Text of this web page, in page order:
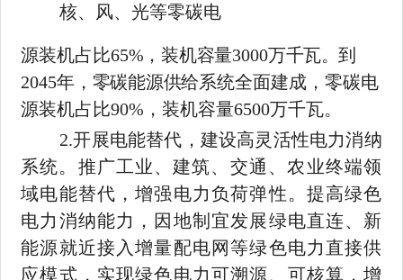
核、风、光等零碳电
源装机占比65% ，装机容量3000万千瓦。到
2045年，零碳能源供给系统全面建成，零碳电
源装机占比90% ，装机容量6500万千瓦。
2.开展电能替代，建设高灵活性电力消纳
系统。推广工业、建筑、交通、农业终端领
域电能替代，增强电力负荷弹性。提高绿色
电力消纳能力，因地制宜发展绿电直连、新
能源就近接入增量配电网等绿色电力直接供
应模式，实现绿色电力可溯源、可核算，增